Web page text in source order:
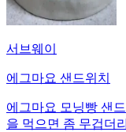
서브웨이
에그마요 샌드위치
에그마요 모닝빵 샌
을 먹으면 좀 무겁더